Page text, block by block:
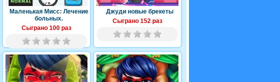
Маленькая Мисс: Лечение
больных.
Сыграно 100 раз
Джуди новые брекеты
Сыграно 152 раз